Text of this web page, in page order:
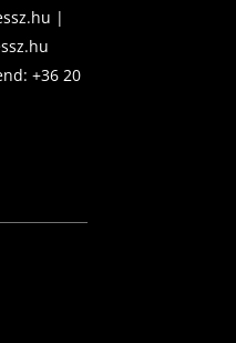
|
+36 20